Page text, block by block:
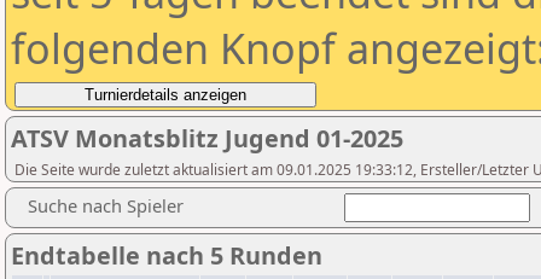
folgenden Knopf
ATSV Monatsblitz Jugend 01-2025
Die Seite wurde zuletzt aktualisiert am 09.01.2025 19:33:12, Ersteller/Letzter
Suche nach Spieler
Endtabelle nach 5 Runden